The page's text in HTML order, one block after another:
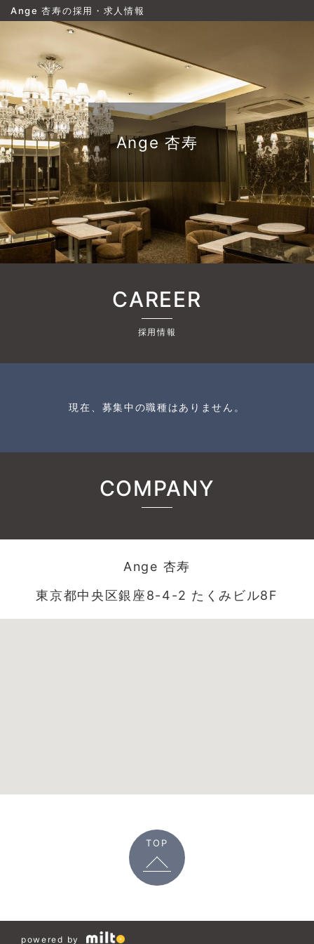
Ange 杏寿の採用・求人情報
Ange 杏寿
CAREER
採用情報
現在、募集中の職種はありません。
COMPANY
Ange 杏寿
東京都中央区銀座8-4-2 たくみビル8F
TOP
powered by